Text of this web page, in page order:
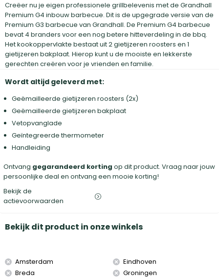
Creëer nu je eigen professionele grillbelevenis met de Grandhall
Premium G4 inbouw barbecue. Dit is de upgegrade versie van de
Premium G3 barbecue van Grandhall. De Premium G4 barbecue
bevat 4 branders voor een nog betere hitteverdeling in de bbq.
Het kookoppervlakte bestaat uit 2 gietijzeren roosters en 1
gietijzeren bakplaat. Hierop kunt u de mooiste en lekkerste
gerechten creëren voor je vrienden en familie.
Wordt altijd geleverd met:
Geëmailleerde gietijzeren roosters (2x)
Geëmailleerde gietijzeren bakplaat
Vetopvanglade
Geïntegreerde thermometer
Handleiding
Ontvang gegarandeerd korting op dit product. Vraag naar jouw
persoonlijke deal en ontvang een mooie korting!
Bekijk de
actievoorwaarden
Bekijk dit product in onze winkels
Amsterdam
Breda
Eindhoven
Groningen